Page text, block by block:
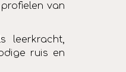
van
leerkracht,
ruis en